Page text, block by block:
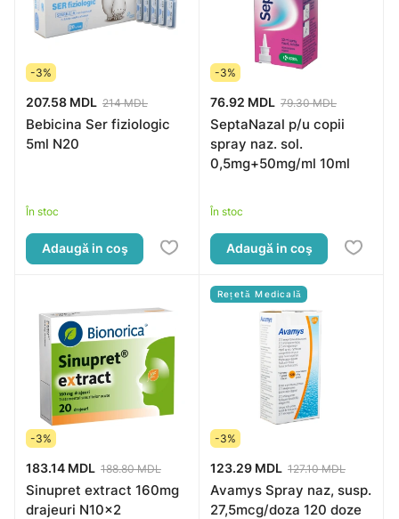
-3%
207.58 MDL 214 MDL
Bebicina Ser fiziologic
5ml N20
În stoc
Adaugă in coş
-3%
76.92 MDL 79.30 MDL
SeptaNazal p/u copii
spray naz. sol.
0,5mg+50mg/ml 10ml
În stoc
Adaugă in coş
-3%
183.14 MDL 188.80 MDL
Sinupret extract 160mg
drajeuri N10x2
Rețetă Medicală
-3%
123.29 MDL 127.10 MDL
Avamys Spray naz, susp.
27,5mcg/doza 120 doze